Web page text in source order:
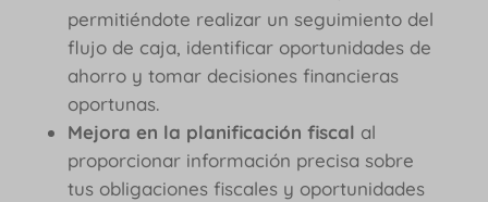
permitiéndote realizar un seguimiento del
flujo de caja, identificar oportunidades de
ahorro y tomar decisiones financieras
oportunas.
Mejora en la planificación fiscal al
proporcionar información precisa sobre
tus obligaciones fiscales y oportunidades